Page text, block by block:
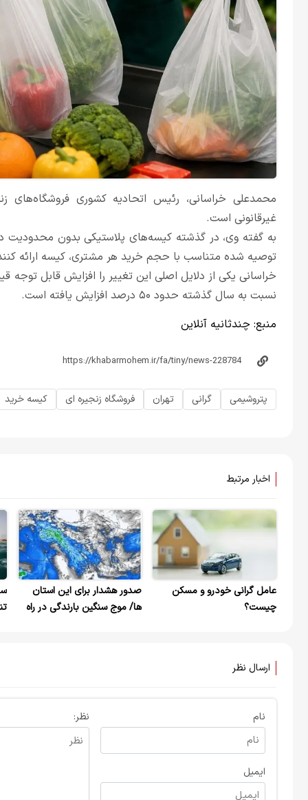
محمدعلی خراسانی، رئیس اتحادیه کشوری فروشگاه‌های
غیرقانونی است.
به گفته وی، در گذشته کیسه‌های پلاستیکی بدون محدودیت
توصیه شده متناسب با حجم خرید هر مشتری، کیسه ارائه
خراسانی یکی از دلایل اصلی این تغییر را افزایش قابل توجه
نسبت به سال گذشته حدود ۵۰ درصد افزایش یافته است.
منبع: چندثانیه آنلاین
پتروشیمی گرانی تهران فروشگاه زنجیره ای کیسه خرید
اخبار مرتبط
عامل گرانی خودرو و مسکن
چیست؟
صدور هشدار برای این استان
ها/ موج سنگین بارندگی در راه
ارسال نظر
نام
ایمیل
نظر: